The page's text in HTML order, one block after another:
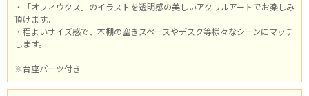
・「オフィウクス」のイラストを透明感の美しいアクリルアートでお楽しみ
頂けます。
・程よいサイズ感で、本棚の空きスペースやデスク等様々なシーンにマッチ
します。
※台座パーツ付き